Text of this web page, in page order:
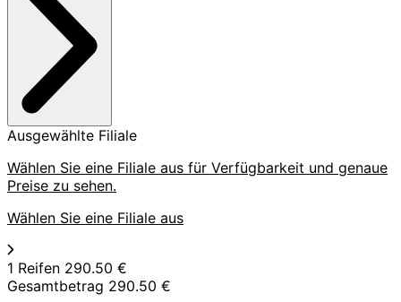
Ausgewählte Filiale
Wählen Sie eine Filiale aus für Verfügbarkeit und genaue
Preise zu sehen.
Wählen Sie eine Filiale aus
1 Reifen 290.50 €
Gesamtbetrag 290.50 €